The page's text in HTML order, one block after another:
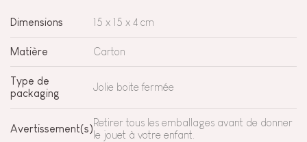
Dimensions 15 x 15 x 4 cm
Matière Carton
Type de
packaging
Jolie boite fermée
Avertissement(s)
Retirer tous les emballages avant de donner
le jouet à votre enfant.